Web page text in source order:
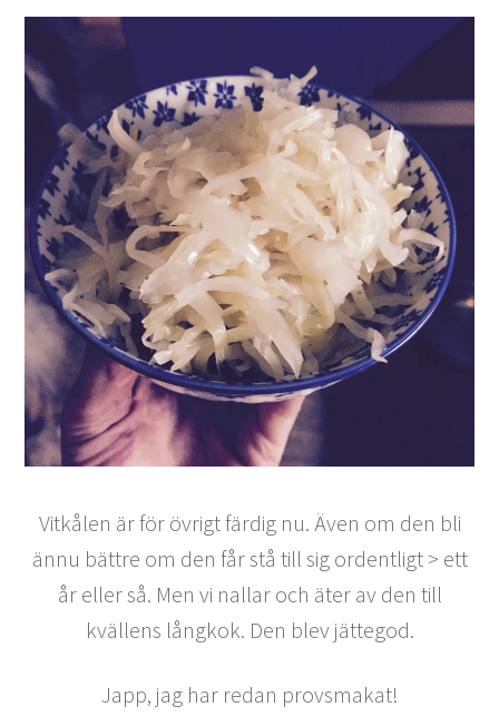
Vitkålen är för övrigt färdig nu. Även om den bli
ännu bättre om den får stå till sig ordentligt > ett
år eller så. Men vi nallar och äter av den till
kvällens långkok. Den blev jättegod.
Japp, jag har redan provsmakat!